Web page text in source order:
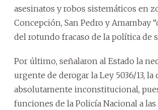
asesinatos y robos sistemáticos en
Concepción, San Pedro y Amambay
del rotundo fracaso de la política de
Por último, señalaron al Estado la
urgente de derogar la Ley 5036/13, la
absolutamente inconstitucional,
funciones de la Policía Nacional a las